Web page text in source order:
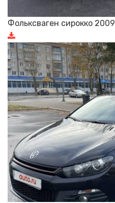
Фольксваген сирокко 2009